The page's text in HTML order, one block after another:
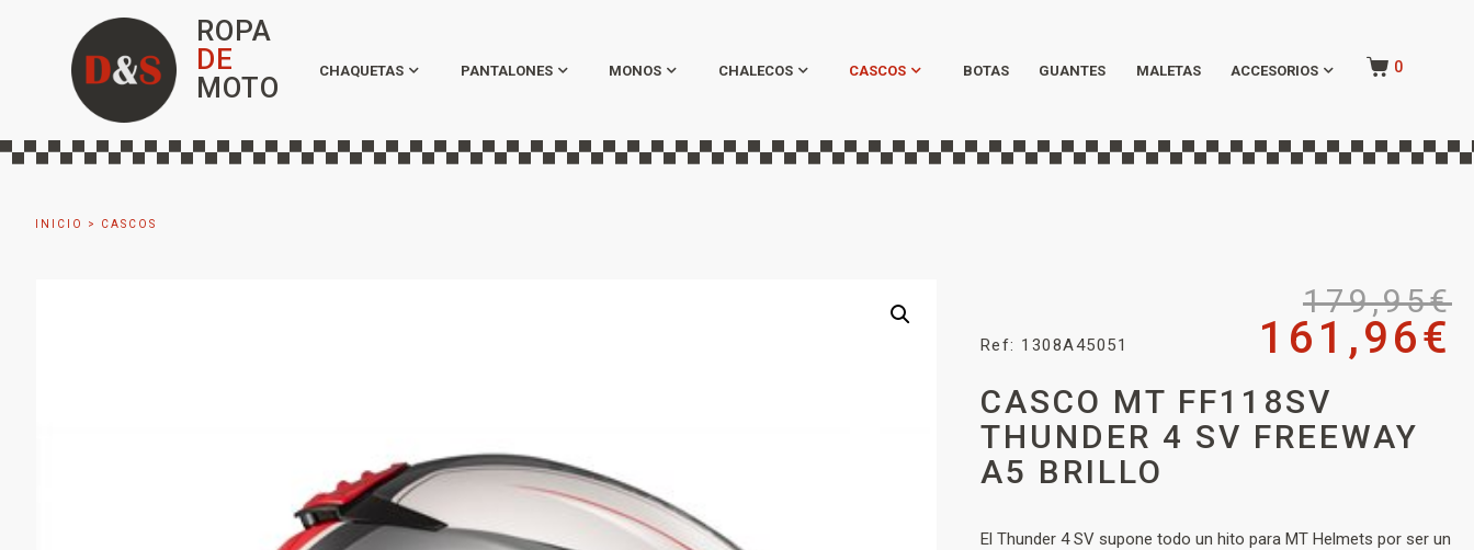
ROPA
DE
MOTO
CHAQUETAS PANTALONES MONOS CHALECOS CASCOS BOTAS GUANTES MALETAS ACCESORIOS 0
INICIO > CASCOS
Ref: 1308A45051
179,95€
161,96€
CASCO MT FF118SV
THUNDER 4 SV FREEWAY
A5 BRILLO
El Thunder 4 SV supone todo un hito para MT Helmets por ser un